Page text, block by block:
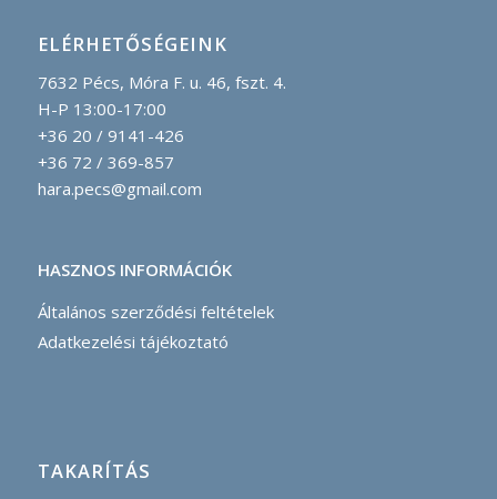
ELÉRHETŐSÉGEINK
7632 Pécs, Móra F. u. 46, fszt. 4.
H-P 13:00-17:00
+36 20 / 9141-426
+36 72 / 369-857
hara.pecs@gmail.com
HASZNOS INFORMÁCIÓK
Általános szerződési feltételek
Adatkezelési tájékoztató
TAKARÍTÁS